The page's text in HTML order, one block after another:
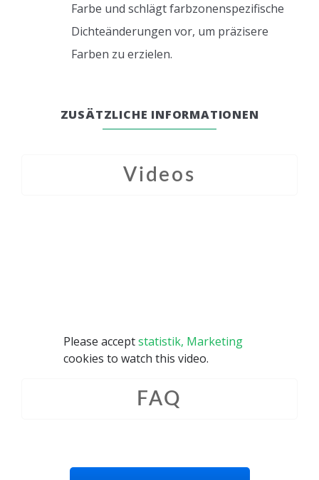
Farbe und schlägt farbzonenspezifische
Dichteänderungen vor, um präzisere
Farben zu erzielen.
ZUSÄTZLICHE INFORMATIONEN
Videos
Please acceptstatistik, Marketing
cookies to watch this video.
FAQ